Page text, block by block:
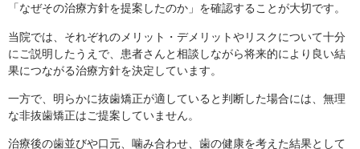
「なぜその治療方針を提案したのか」を確認することが大切です。
当院では、それぞれのメリット・デメリットやリスクについて十分
にご説明したうえで、患者さんと相談しながら将来的により良い結
果につながる治療方針を決定しています。
一方で、明らかに抜歯矯正が適していると判断した場合には、無理
な非抜歯矯正はご提案していません。
治療後の歯並びや口元、噛み合わせ、歯の健康を考えた結果として